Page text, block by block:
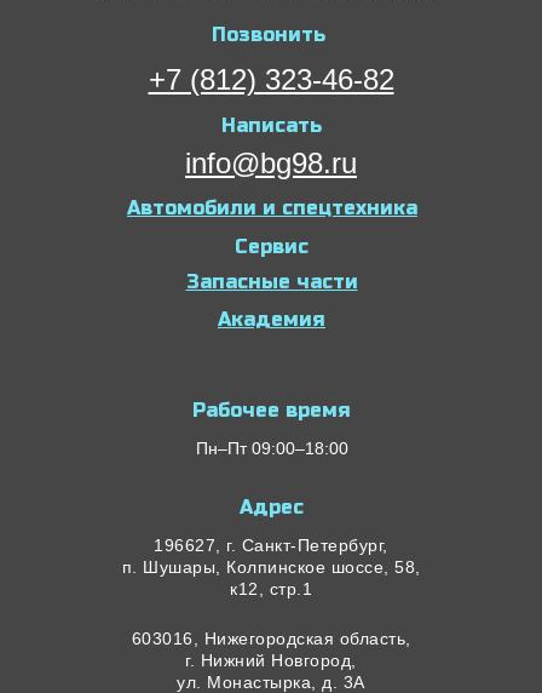
Позвонить
Сервис
Запасные части
Академия
+7 (812) 323-46-82
Написать
info@bg98.ru
Автомобили и спецтехника
Рабочее время
Пн–Пт 09:00–18:00
Адрес
196627, г. Санкт-Петербург,
п. Шушары, Колпинское шоссе, 58,
к12, стр.1
603016, Нижегородская область,
г. Нижний Новгород,
ул. Монастырка, д. 3А